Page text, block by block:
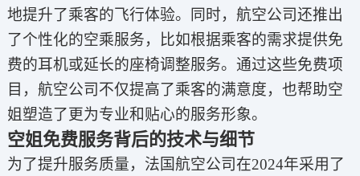
地提升了乘客的飞行体验。同时，航空公司还推出
了个性化的空乘服务，比如根据乘客的需求提供免
费的耳机或延长的座椅调整服务。通过这些免费项
目，航空公司不仅提高了乘客的满意度，也帮助空
姐塑造了更为专业和贴心的服务形象。
空姐免费服务背后的技术与细节
为了提升服务质量，法国航空公司在2024年采用了